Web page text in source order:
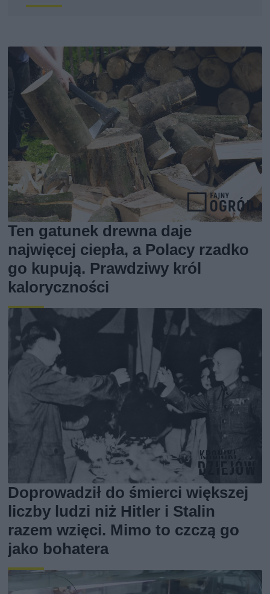
Ten gatunek drewna daje
najwięcej ciepła, a Polacy rzadko
go kupują. Prawdziwy król
kaloryczności
Doprowadził do śmierci większej
liczby ludzi niż Hitler i Stalin
razem wzięci. Mimo to czczą go
jako bohatera